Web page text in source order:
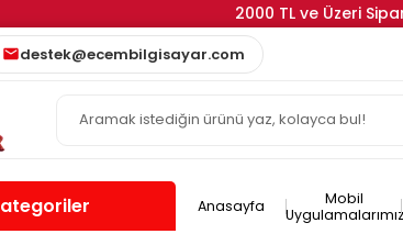
2000 TL ve Üzeri
destek@ecembilgisayar.com
Anasayfa
Mobil
Uygulamalarımız